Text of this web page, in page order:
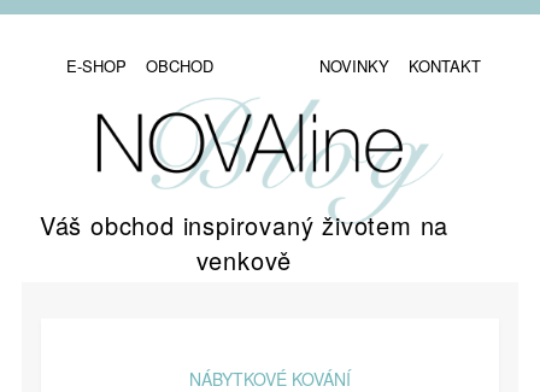
E-SHOP OBCHOD NOVINKY KONTAKT
Váš obchod inspirovaný životem na
venkově
NÁBYTKOVÉ KOVÁNÍ